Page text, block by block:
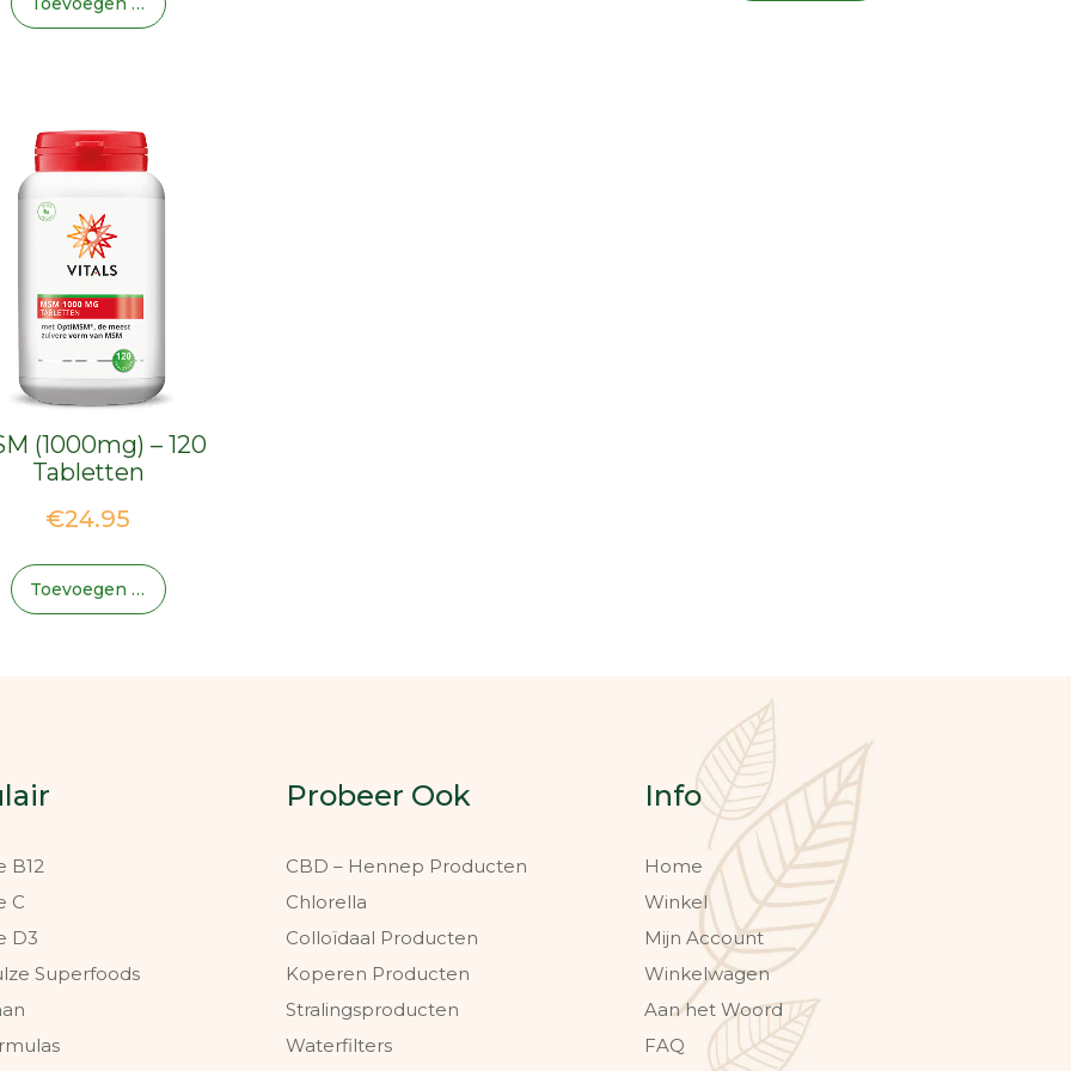
(1000mg) – 120
Tabletten
€24.95
Toevoegen Aan Winkelwagen
B12
C
D3
Superfoods
Probeer Ook
CBD – Hennep Producten
Chlorella
Colloïdaal Producten
Koperen Producten
Stralingsproducten
Waterfilters
Info
Home
Winkel
Mijn Account
Winkelwagen
Aan het Woord
FAQ